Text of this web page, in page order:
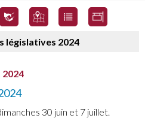
législatives 2024
2024
30 juin et 7 juillet.